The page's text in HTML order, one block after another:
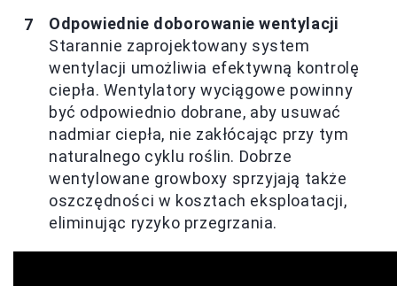
Odpowiednie doborowanie wentylacji
Starannie zaprojektowany system
wentylacji umożliwia efektywną kontrolę
ciepła. Wentylatory wyciągowe powinny
być odpowiednio dobrane, aby usuwać
nadmiar ciepła, nie zakłócając przy tym
naturalnego cyklu roślin. Dobrze
wentylowane growboxy sprzyjają także
oszczędności w kosztach eksploatacji,
eliminując ryzyko przegrzania.